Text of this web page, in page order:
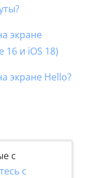
экране
16 и iOS 18)
экране Hello?
с
с